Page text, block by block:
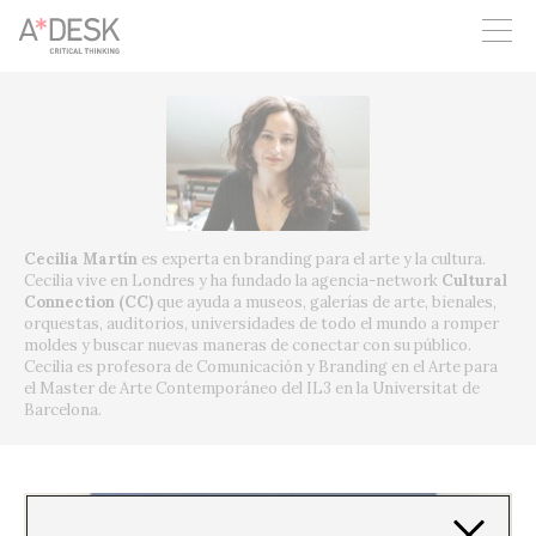
crees también en A*DESK seguimos necesitándote para poder
seguir adelante. Ahora puedes participar del proyecto y
apoyarlo.
Cecilia Martín es experta en branding para el arte y la cultura.
Cecilia vive en Londres y ha fundado la agencia-network Cultural
Connection (CC) que ayuda a museos, galerías de arte, bienales,
orquestas, auditorios, universidades de todo el mundo a romper
moldes y buscar nuevas maneras de conectar con su público.
Cecilia es profesora de Comunicación y Branding en el Arte para
el Master de Arte Contemporáneo del IL3 en la Universitat de
Barcelona.